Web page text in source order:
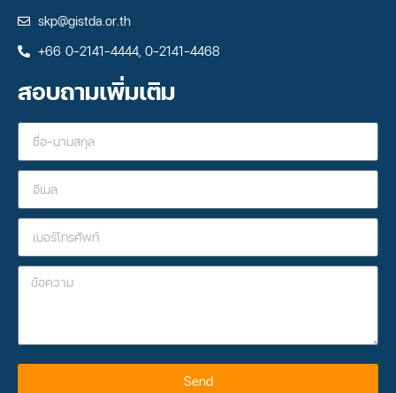
skp@gistda.or.th
+66 0-2141-4444, 0-2141-4468
สอบถามเพิ่มเติม
Send